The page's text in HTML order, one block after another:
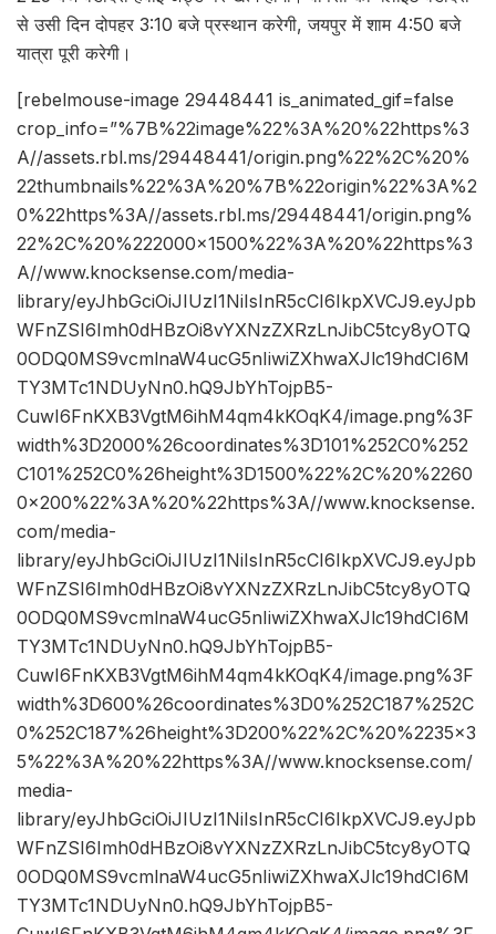
से उसी दिन दोपहर 3:10 बजे प्रस्थान करेगी, जयपुर में शाम 4:50 बजे
यात्रा पूरी करेगी।
[rebelmouse-image 29448441 is_animated_gif=false
crop_info=”%7B%22image%22%3A%20%22https%3
A//assets.rbl.ms/29448441/origin.png%22%2C%20%
22thumbnails%22%3A%20%7B%22origin%22%3A%2
0%22https%3A//assets.rbl.ms/29448441/origin.png%
22%2C%20%222000×1500%22%3A%20%22https%3
A//www.knocksense.com/media-
library/eyJhbGciOiJIUzI1NiIsInR5cCI6IkpXVCJ9.eyJpb
WFnZSI6Imh0dHBzOi8vYXNzZXRzLnJibC5tcy8yOTQ
0ODQ0MS9vcmlnaW4ucG5nIiwiZXhwaXJlc19hdCI6M
TY3MTc1NDUyNn0.hQ9JbYhTojpB5-
CuwI6FnKXB3VgtM6ihM4qm4kKOqK4/image.png%3F
width%3D2000%26coordinates%3D101%252C0%252
C101%252C0%26height%3D1500%22%2C%20%2260
0×200%22%3A%20%22https%3A//www.knocksense.
com/media-
library/eyJhbGciOiJIUzI1NiIsInR5cCI6IkpXVCJ9.eyJpb
WFnZSI6Imh0dHBzOi8vYXNzZXRzLnJibC5tcy8yOTQ
0ODQ0MS9vcmlnaW4ucG5nIiwiZXhwaXJlc19hdCI6M
TY3MTc1NDUyNn0.hQ9JbYhTojpB5-
CuwI6FnKXB3VgtM6ihM4qm4kKOqK4/image.png%3F
width%3D600%26coordinates%3D0%252C187%252C
0%252C187%26height%3D200%22%2C%20%2235×3
5%22%3A%20%22https%3A//www.knocksense.com/
media-
library/eyJhbGciOiJIUzI1NiIsInR5cCI6IkpXVCJ9.eyJpb
WFnZSI6Imh0dHBzOi8vYXNzZXRzLnJibC5tcy8yOTQ
0ODQ0MS9vcmlnaW4ucG5nIiwiZXhwaXJlc19hdCI6M
TY3MTc1NDUyNn0.hQ9JbYhTojpB5-